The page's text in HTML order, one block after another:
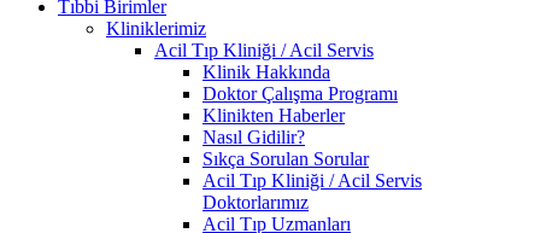
Tıbbi Birimler
Kliniklerimiz
Acil Tıp Kliniği / Acil Servis
Klinik Hakkında
Doktor Çalışma Programı
Klinikten Haberler
Nasıl Gidilir?
Sıkça Sorulan Sorular
Acil Tıp Kliniği / Acil Servis
Doktorlarımız
Acil Tıp Uzmanları